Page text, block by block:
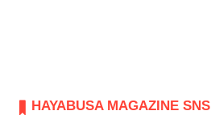
HAYABUSA MAGAZINE SNS